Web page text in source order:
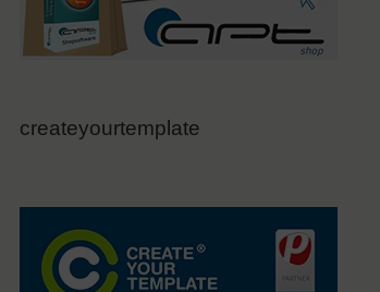
createyourtemplate